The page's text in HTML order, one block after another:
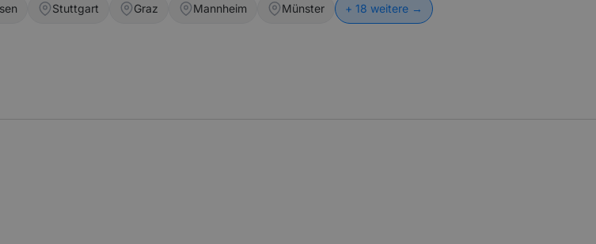
Stuttgart Graz Mannheim Münster + 18 weitere →